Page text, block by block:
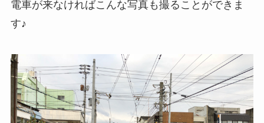
電車が来なければこんな写真も撮ることができま
す♪